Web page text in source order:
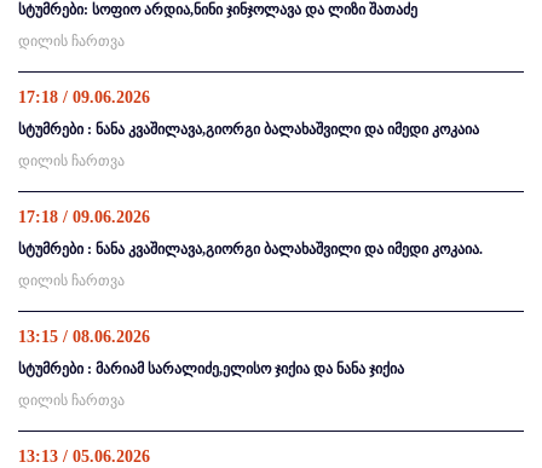
სტუმრები: სოფიო არდია,ნინი ჯინჯოლავა და ლიზი შათაძე
დილის ჩართვა
17:18 / 09.06.2026
სტუმრები : ნანა კვაშილავა,გიორგი ბალახაშვილი და იმედი კოკაია
დილის ჩართვა
17:18 / 09.06.2026
სტუმრები : ნანა კვაშილავა,გიორგი ბალახაშვილი და იმედი კოკაია.
დილის ჩართვა
13:15 / 08.06.2026
სტუმრები : მარიამ სარალიძე,ელისო ჯიქია და ნანა ჯიქია
დილის ჩართვა
13:13 / 05.06.2026